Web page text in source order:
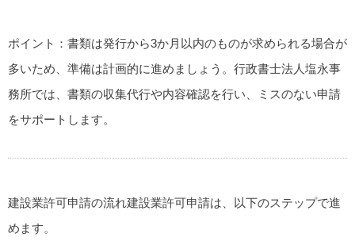
ポイント ：書類は発行から3か月以内のものが求められる場合が
多いため、準備は計画的に進めましょう。行政書士法人塩永事
務所では、書類の収集代行や内容確認を行い、ミスのない申請
をサポートします。
建設業許可申請の流れ建設業許可申請は、以下のステップで進
めます。